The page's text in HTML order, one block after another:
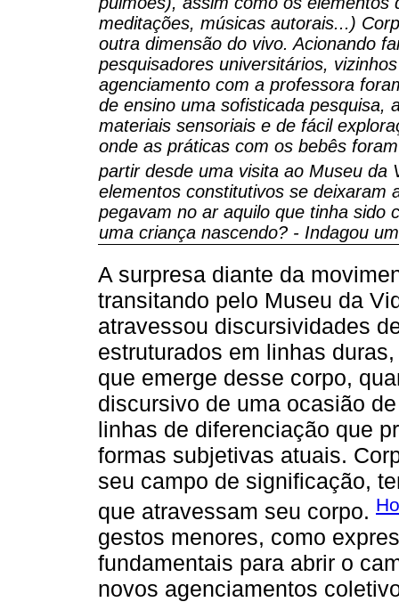
meditações, músicas autorais...)
outra dimensão do vivo. Acionando
pesquisadores universitários,
agenciamento com a professora
de ensino uma sofisticada pesquisa,
materiais sensoriais e de fácil
onde as práticas com os bebês
partir desde uma visita ao Museu da
elementos constitutivos se deixaram
pegavam no ar aquilo que tinha sido
uma criança nascendo? - Indagou
A surpresa diante da
transitando pelo Museu da
atravessou discursividades
estruturados em linhas
que emerge desse corpo,
discursivo de uma ocasião
linhas de diferenciação que
formas subjetivas atuais.
seu campo de significação,
que atravessam seu corpo.
gestos menores, como
fundamentais para abrir o
novos agenciamentos